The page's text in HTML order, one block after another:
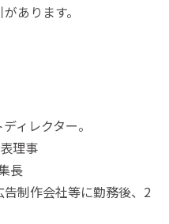
あります。
ィレクター。
理事
長
制作会社等に勤務後、2